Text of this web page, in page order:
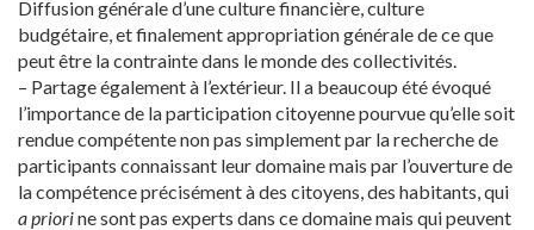
Diffusion générale d’une culture financière, culture
budgétaire, et finalement appropriation générale de ce que
peut être la contrainte dans le monde des collectivités.
– Partage également à l’extérieur. Il a beaucoup été évoqué
l’importance de la participation citoyenne pourvue qu’elle soit
rendue compétente non pas simplement par la recherche de
participants connaissant leur domaine mais par l’ouverture de
la compétence précisément à des citoyens, des habitants, qui
a priorine sont pas experts dans ce domaine mais qui peuvent